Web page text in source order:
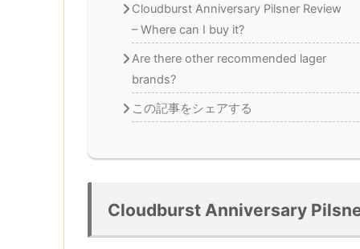
Cloudburst Anniversary Pilsner Review
– Where can I buy it?
Are there other recommended lager
brands?
この記事をシェアする
Cloudburst Anniversary